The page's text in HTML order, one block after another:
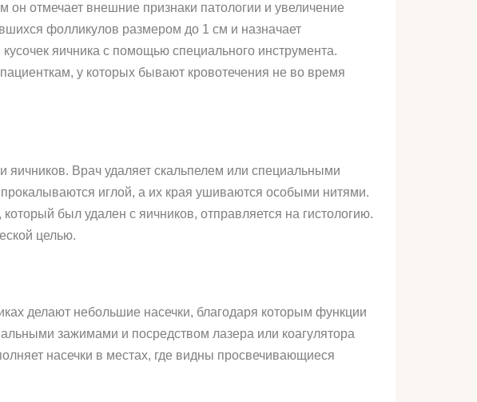
отмечает внешние признаки патологии и увеличение
фолликулов размером до 1 см и назначает
яичника с помощью специального инструмента.
у которых бывают кровотечения не во время
Врач удаляет скальпелем или специальными
иглой, а их края ушиваются особыми нитями.
был удален с яичников, отправляется на гистологию.
целью.
делают небольшие насечки, благодаря которым функции
зажимами и посредством лазера или коагулятора
насечки в местах, где видны просвечивающиеся